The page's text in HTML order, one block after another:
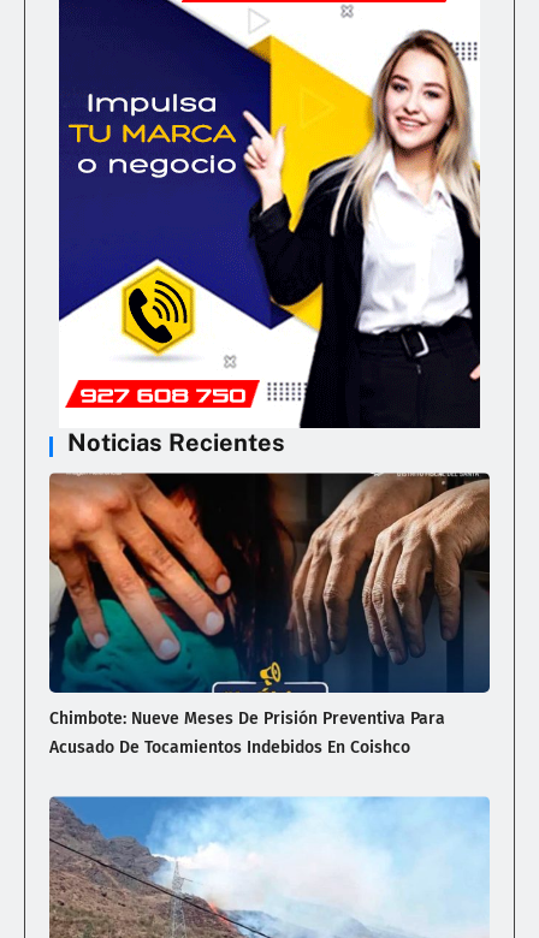
Noticias Recientes
Chimbote: Nueve Meses De Prisión Preventiva Para
Acusado De Tocamientos Indebidos En Coishco